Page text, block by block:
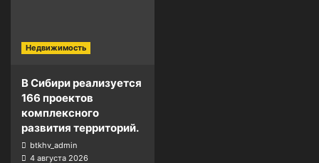
Недвижимость
В Сибири реализуется
166 проектов
комплексного
развития территорий.
btkhv_admin
4 августа 2026